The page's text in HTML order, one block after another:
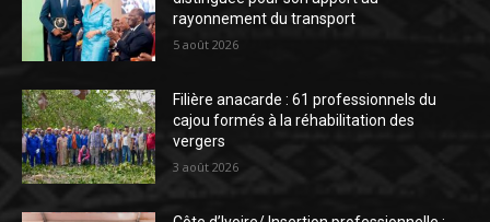
rayonnement du transport
5 août 2026
Filière anacarde : 61 professionnels du
cajou formés à la réhabilitation des
vergers
3 août 2026